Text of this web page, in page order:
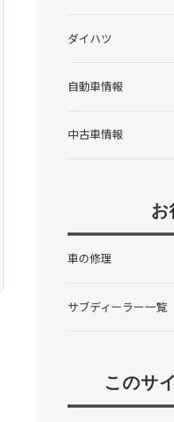
ダイハツ
自動車情報
中古車情報
お
車の修理
サブディーラー一覧
このサ